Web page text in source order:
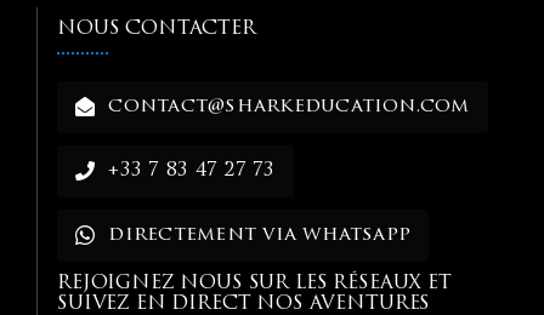
NOUS CONTACTER
contact@sharkeducation.com
+33 7 83 47 27 73
directement via whatsapp
REJOIGNEZ NOUS SUR LES RÉSEAUX ET
SUIVEZ EN DIRECT NOS AVENTURES